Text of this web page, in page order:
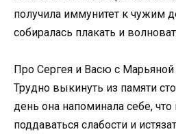
получила иммунитет к чужим
собиралась плакать и
Про Сергея и Васю с Марьяной
Трудно выкинуть из памяти
день она напоминала себе,
поддаваться слабости и